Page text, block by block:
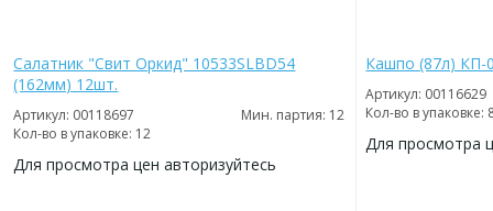
Салатник "Свит Оркид" 10533SLBD54
(162мм) 12шт.
Артикул: 00118697
Мин. партия: 12
Кол-во в упаковке: 12
Для просмотра цен авторизуйтесь
Кашпо (87л) КП-
Артикул: 00116629
Кол-во в упаковке:
Для просмотра